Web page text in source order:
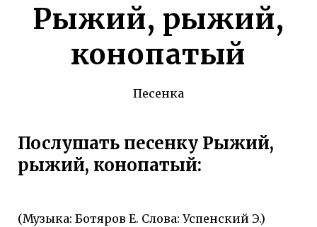
Рыжий, рыжий,
конопатый
Песенка
Послушать песенку Рыжий,
рыжий, конопатый:
(Музыка: Ботяров Е. Слова: Успенский Э.)